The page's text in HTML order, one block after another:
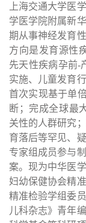
上海交通大学医
学医学院附属新
期从事神经发育
方向是发育源性
先天性疾病孕前-
实施、儿童发育
首次实现基于单
断；完成全球最
关性的人群研究
育落后等罕见、
专家组成员参与
案。现为中华医
妇幼保健协会精
精准检验学组委
儿科杂志》青年